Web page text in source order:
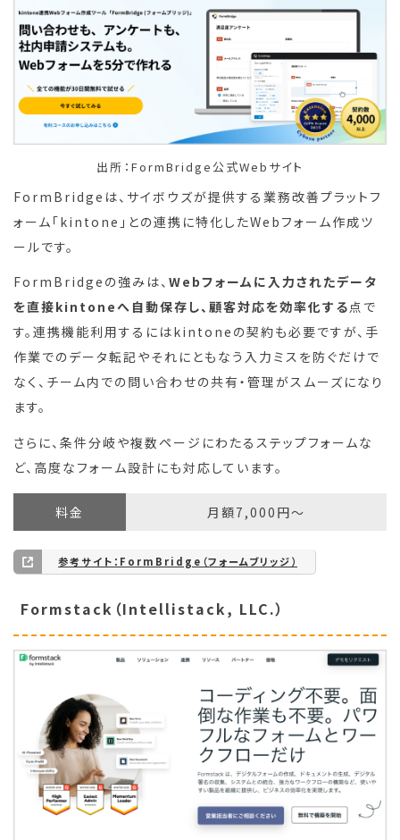
出所：FormBridge公式Webサイト
FormBridgeは、サイボウズが提供する業務改善プラットフ
ォーム「kintone」との連携に特化したWebフォーム作成ツ
ールです。
FormBridgeの強みは、 Webフォームに入力されたデータ
を直接kintoneへ自動保存し、顧客対応を効率化する点で
す。連携機能利用するにはkintoneの契約も必要ですが、手
作業でのデータ転記やそれにともなう入力ミスを防ぐだけで
なく、チーム内での問い合わせの共有・管理がスムーズになり
ます。
さらに、条件分岐や複数ページにわたるステップフォームな
ど、高度なフォーム設計にも対応しています。
料金 月額7,000円〜
参考サイト：FormBridge（フォームブリッジ）
Formstack（Intellistack, LLC.）